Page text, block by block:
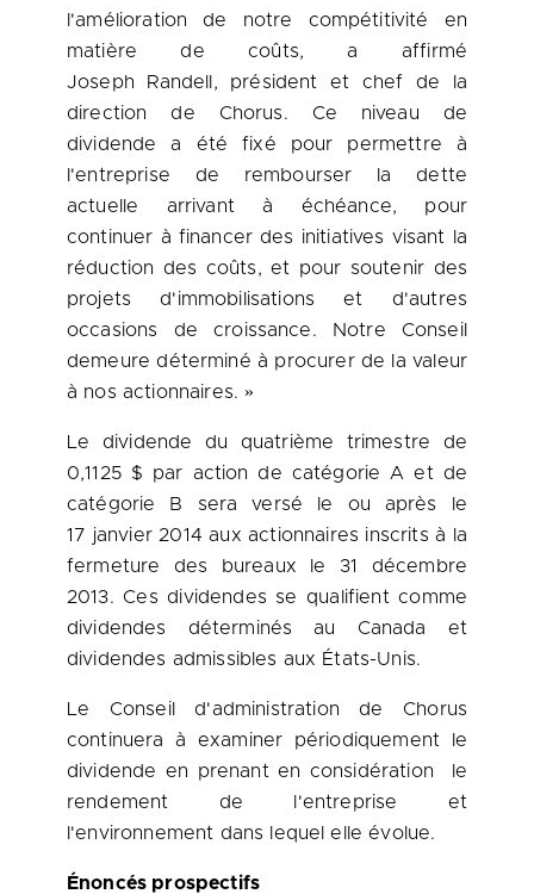
l'amélioration de notre compétitivité en
matière de coûts, a affirmé
Joseph Randell, président et chef de la
direction de Chorus. Ce niveau de
dividende a été fixé pour permettre à
l'entreprise de rembourser la dette
actuelle arrivant à échéance, pour
continuer à financer des initiatives visant la
réduction des coûts, et pour soutenir des
projets d'immobilisations et d'autres
occasions de croissance.
Notre Conseil
demeure déterminé à procurer de la valeur
à nos actionnaires. »
Le dividende du quatrième trimestre de
0,1125 $ par action de catégorie A et de
catégorie B sera versé le ou après le
17 janvier 2014 aux actionnaires inscrits à la
fermeture des bureaux le 31 décembre
2013. Ces dividendes se qualifient comme
dividendes déterminés au Canada
et
dividendes admissibles aux États-Unis.
Le Conseil
d'administration de Chorus
continuera à examiner périodiquement le
dividende en prenant en considération le
rendement de l'entreprise et
l'environnement dans lequel elle évolue.
Énoncés prospectifs